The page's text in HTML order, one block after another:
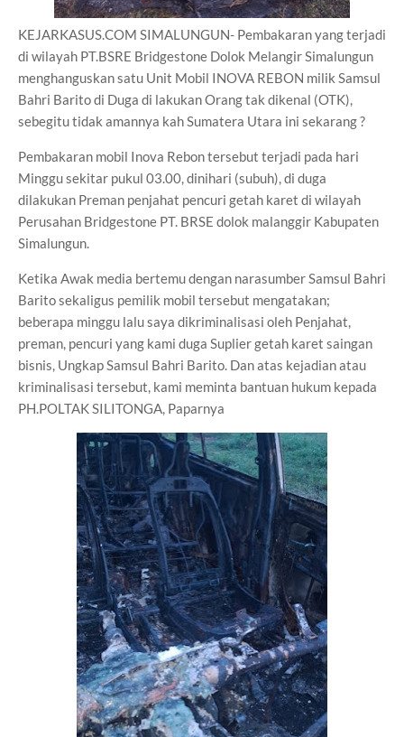
KEJARKASUS.COM SIMALUNGUN- Pembakaran yang terjadi
di wilayah PT.BSRE Bridgestone Dolok Melangir Simalungun
menghanguskan satu Unit Mobil INOVA REBON milik Samsul
Bahri Barito di Duga di lakukan Orang tak dikenal (OTK),
sebegitu tidak amannya kah Sumatera Utara ini sekarang ?
Pembakaran mobil Inova Rebon tersebut terjadi pada hari
Minggu sekitar pukul 03.00, dinihari (subuh), di duga
dilakukan Preman penjahat pencuri getah karet di wilayah
Perusahan Bridgestone PT. BRSE dolok malanggir Kabupaten
Simalungun.
Ketika Awak media bertemu dengan narasumber Samsul Bahri
Barito sekaligus pemilik mobil tersebut mengatakan;
beberapa minggu lalu saya dikriminalisasi oleh Penjahat,
preman, pencuri yang kami duga Suplier getah karet saingan
bisnis, Ungkap Samsul Bahri Barito. Dan atas kejadian atau
kriminalisasi tersebut, kami meminta bantuan hukum kepada
PH.POLTAK SILITONGA, Paparnya